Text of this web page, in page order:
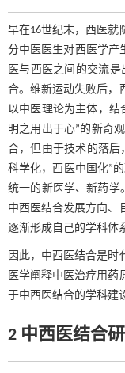
早在16世纪末，西医就
分中医医生对西医学产
医与西医之间的交流
合。维新运动失败后，
以中医理论为主体，结
明之用出于心”的新奇
合，但由于技术的落后
科学化，西医中国化”
统一的新医学、新药学
中西医结合发展方向、
逐渐形成自己的学科体
因此，中西医结合是时
医学阐释中医治疗用药
于中西医结合的学科建
2 中西医结合